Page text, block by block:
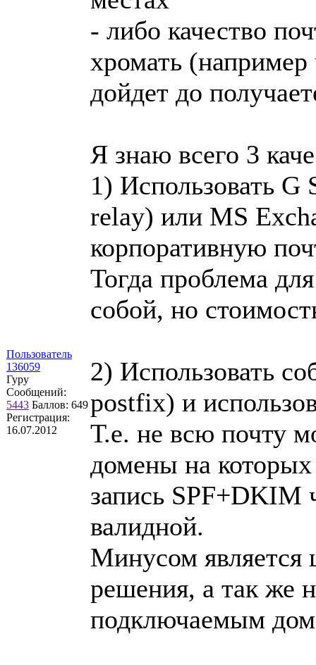
Пользователь
136059
Гуру
Сообщений:
5443 Баллов: 649
Регистрация:
16.07.2012
- либо качество
хромать (например
дойдет до
Я знаю всего 3
1) Использовать
relay) или MS
корпоративную
Тогда проблема
собой, но
2) Использовать
postfix) и
Т.е. не всю почту
домены на
запись SPF+DKIM
валидной.
Минусом является
решения, а так же
подключаемым